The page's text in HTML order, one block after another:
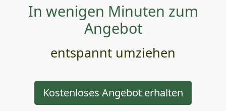
In wenigen Minuten zum
Angebot
entspannt umziehen
Kostenloses Angebot erhalten